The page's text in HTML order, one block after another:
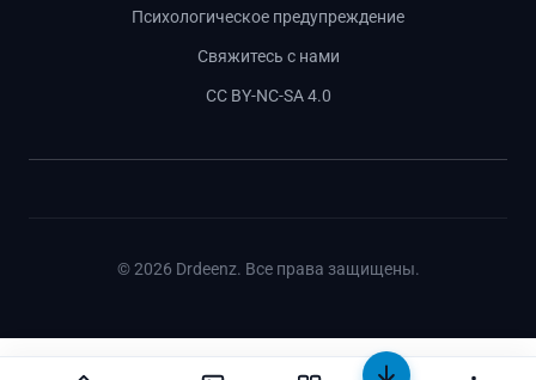
Психологическое предупреждение
Свяжитесь с нами
CC BY-NC-SA 4.0
© 2026 Drdeenz. Все права защищены.